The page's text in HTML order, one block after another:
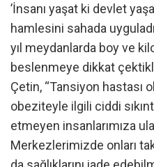
’İnsanı yaşat ki devlet
hamlesini sahada
yıl meydanlarda boy ve
beslenmeye dikkat
Çetin, “Tansiyon hastası
obeziteyle ilgili ciddi
etmeyen insanlarımıza
Merkezlerimizde onları